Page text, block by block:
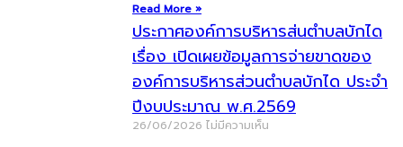
Read More »
ประกาศองค์การบริหารส่นตำบลบักได
เรื่อง เปิดเผยข้อมูลการจ่ายขาดของ
องค์การบริหารส่วนตำบลบักได ประจำ
ปีงบประมาณ พ.ศ.2569
26/06/2026 ไม่มีความเห็น